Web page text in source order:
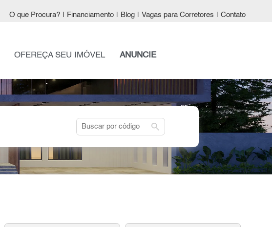
O que Procura? Financiamento Blog Vagas para Corretores Contato
OFEREÇA SEU IMÓVEL ANUNCIE
search